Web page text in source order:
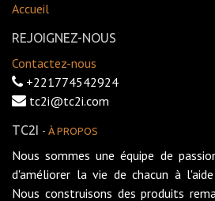
Accueil
REJOIGNEZ-NOUS
Contactez-nous
+221774542924
tc2i@tc2i.com
TC2I - À PROPOS
Nous sommes une équipe de
d'améliorer la vie de chacun à
Nous construisons des produits